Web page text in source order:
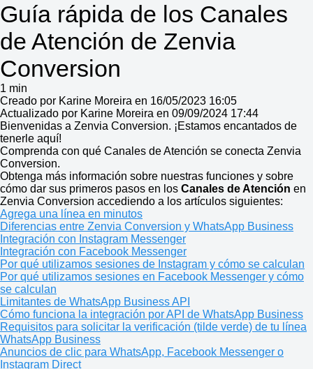
Guía rápida de los Canales
de Atención de Zenvia
Conversion
1 min
Creado por Karine Moreira en 16/05/2023 16:05
Actualizado por Karine Moreira en 09/09/2024 17:44
Bienvenidas a Zenvia Conversion. ¡Estamos encantados de
tenerle aquí!
Comprenda con qué Canales de Atención se conecta Zenvia
Conversion.
Obtenga más información sobre nuestras funciones y sobre
cómo dar sus primeros pasos en los Canales de Atención en
Zenvia Conversion accediendo a los artículos siguientes:
Agrega una línea en minutos
Diferencias entre Zenvia Conversion y WhatsApp Business
Integración con Instagram Messenger
Integración con Facebook Messenger
Por qué utilizamos sesiones de Instagram y cómo se calculan
Por qué utilizamos sesiones en Facebook Messenger y cómo
se calculan
Limitantes de WhatsApp Business API
Cómo funciona la integración por API de WhatsApp Business
Requisitos para solicitar la verificación (tilde verde) de tu línea
WhatsApp Business
Anuncios de clic para WhatsApp, Facebook Messenger o
Instagram Direct